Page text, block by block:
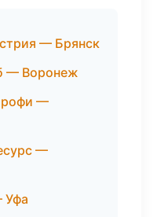
— Брянск
— Воронеж
—
—
Уфа